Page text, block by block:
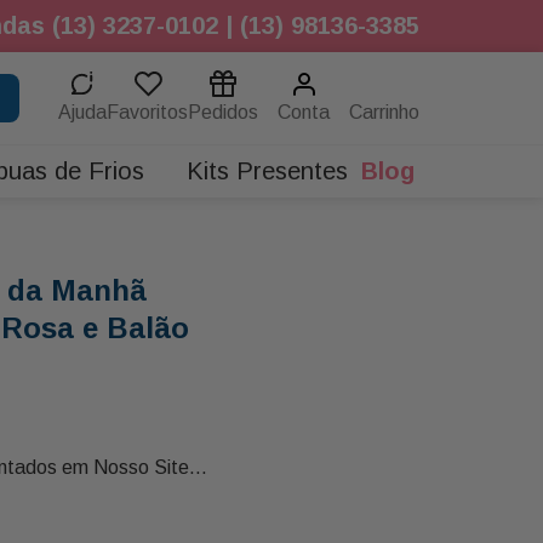
(13) 3237-0102 | (13) 98136-3385
Ajuda Favoritos Pedidos Conta
de Frios Kits Presentes Blog
da Manhã
e Balão
em Nosso Site